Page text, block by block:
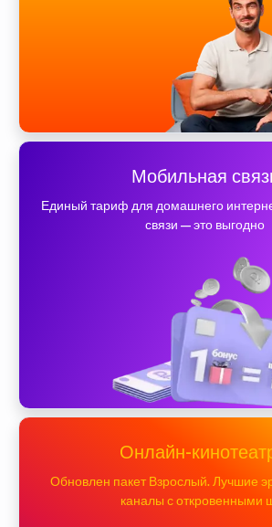
Мобильная
Единый тариф для домашнего
связи — это выгодно
Онлайн-
Обновлен пакет Взрослый. Лучшие
каналы с откровенными